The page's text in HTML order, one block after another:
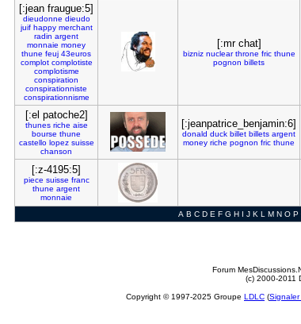
[:jean fraugue:5]
dieudonne dieudo
juif happy merchant
radin argent
monnaie money
thune feuj 43euros
complot complotiste
complotisme
conspiration
conspirationniste
conspirationnisme
[:mr chat]
bizniz nuclear throne fric thune
pognon billets
[:el patoche2]
thunes riche aise
bourse thune
castello lopez suisse
chanson
[:jeanpatrice_benjamin:6]
donald duck billet billets argent
money riche pognon fric thune
[:z-4195:5]
piece suisse franc
thune argent
monnaie
A B C D E F G H I J K L M N O P
Forum
(c) 2000-2011
Copyright © 1997-2025 Groupe LDLC (